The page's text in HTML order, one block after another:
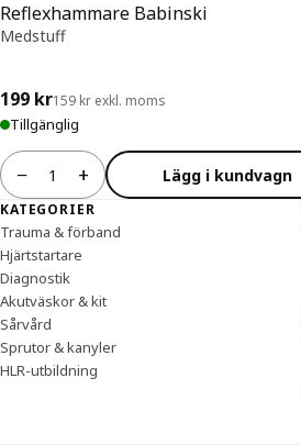
Reflexhammare Babinski
Medstuff
199 kr159 kr exkl. moms
Tillgänglig
−
Antal + Lägg i kundvagn
Sidfot
KATEGORIER
Trauma & förband
Hjärtstartare
Diagnostik
Akutväskor & kit
Sårvård
Sprutor & kanyler
HLR-utbildning